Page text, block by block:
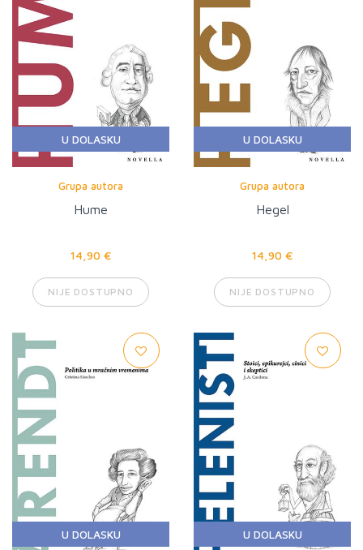
U DOLASKU
Grupa autora
Hume
14,90 €
NIJE DOSTUPNO
U DOLASKU
Grupa autora
Hegel
14,90 €
NIJE DOSTUPNO
U DOLASKU U DOLASKU